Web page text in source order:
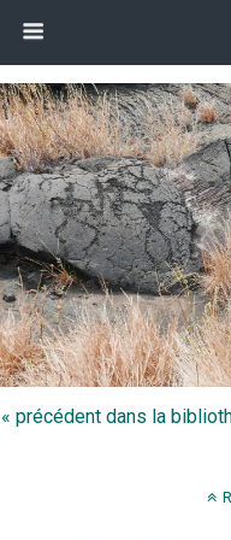
« précédent dans la